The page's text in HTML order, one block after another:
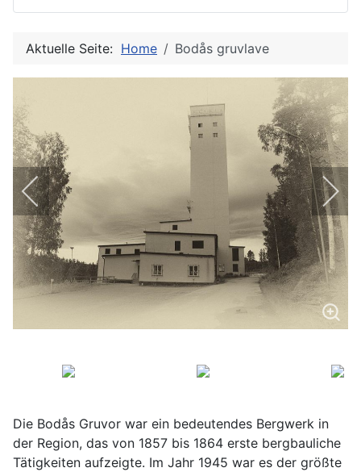
Aktuelle Seite: Home Bodås gruvlave
Die Bodås Gruvor war ein bedeutendes Bergwerk in
der Region, das von 1857 bis 1864 erste bergbauliche
Tätigkeiten aufzeigte. Im Jahr 1945 war es der größte